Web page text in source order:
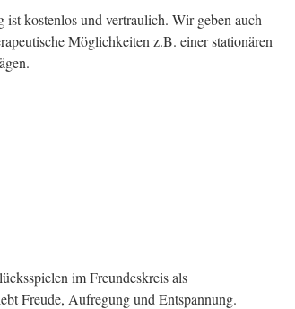
kostenlos und vertraulich. Wir geben auch
Möglichkeiten z.B. einer stationären
im Freundeskreis als
Freude, Aufregung und Entspannung.